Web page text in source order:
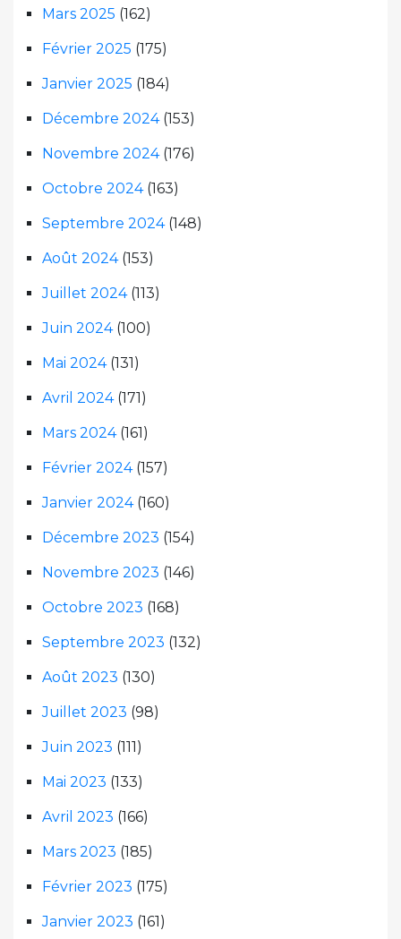
Mars 2025 (162)
Février 2025 (175)
Janvier 2025 (184)
Décembre 2024(153)
Novembre 2024(176)
Octobre 2024(163)
Septembre 2024(148)
Août 2024(153)
Juillet 2024(113)
Juin 2024(100)
Mai 2024(131)
Avril 2024(171)
Mars 2024(161)
Février 2024(157)
Janvier 2024(160)
Décembre 2023 (154)
Novembre 2023 (146)
Octobre 2023 (168)
Septembre 2023 (132)
Août 2023 (130)
Juillet 2023 (98)
Juin 2023 (111)
Mai 2023 (133)
Avril 2023 (166)
Mars 2023 (185)
Février 2023 (175)
Janvier 2023 (161)